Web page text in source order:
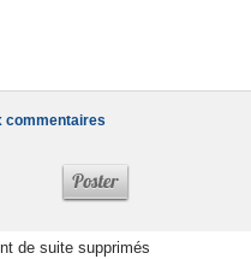
commentaires
de suite supprimés